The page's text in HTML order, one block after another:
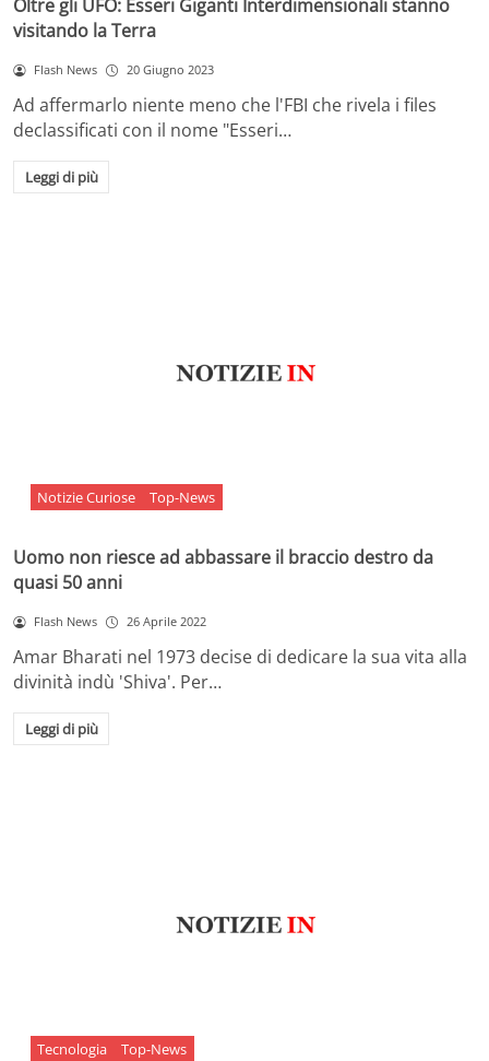
Oltre gli UFO: Esseri Giganti Interdimensionali stanno
visitando la Terra
Flash News 20 Giugno 2023
Ad affermarlo niente meno che l'FBI che rivela i files
declassificati con il nome "Esseri…
Leggi di più
Notizie Curiose Top-News
Uomo non riesce ad abbassare il braccio destro da
quasi 50 anni
Flash News 26 Aprile 2022
Amar Bharati nel 1973 decise di dedicare la sua vita alla
divinità indù 'Shiva'. Per…
Leggi di più
Tecnologia Top-News